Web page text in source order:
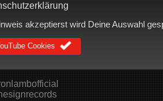
akzeptierst wird Deine Auswahl
Cookies